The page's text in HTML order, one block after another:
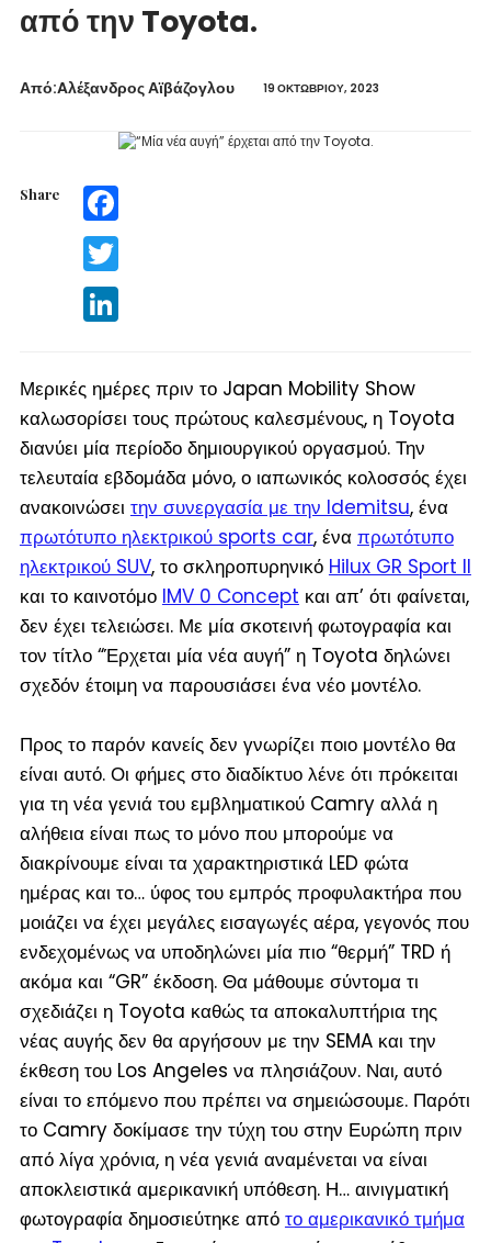
από την Toyota.
Από:Aλέξανδρος Αϊβάζογλου 19 ΟΚΤΩΒΡΊΟΥ, 2023
Share Facebook
Twitter
LinkedIn
Μερικές ημέρες πριν το Japan Mobility Show
καλωσορίσει τους πρώτους καλεσμένους, η Toyota
διανύει μία περίοδο δημιουργικού οργασμού. Την
τελευταία εβδομάδα μόνο, ο ιαπωνικός κολοσσός έχει
ανακοινώσει την συνεργασία με την Idemitsu, ένα
πρωτότυπο ηλεκτρικού sports car, ένα πρωτότυπο
ηλεκτρικού SUV, το σκληροπυρηνικό Hilux GR Sport II
και το καινοτόμο IMV 0 Concept και απ’ ότι φαίνεται,
δεν έχει τελειώσει. Με μία σκοτεινή φωτογραφία και
τον τίτλο “Έρχεται μία νέα αυγή” η Toyota δηλώνει
σχεδόν έτοιμη να παρουσιάσει ένα νέο μοντέλο.
Προς το παρόν κανείς δεν γνωρίζει ποιο μοντέλο θα
είναι αυτό. Οι φήμες στο διαδίκτυο λένε ότι πρόκειται
για τη νέα γενιά του εμβληματικού Camry αλλά η
αλήθεια είναι πως το μόνο που μπορούμε να
διακρίνουμε είναι τα χαρακτηριστικά LED φώτα
ημέρας και το… ύφος του εμπρός προφυλακτήρα που
μοιάζει να έχει μεγάλες εισαγωγές αέρα, γεγονός που
ενδεχομένως να υποδηλώνει μία πιο “θερμή” TRD ή
ακόμα και “GR” έκδοση. Θα μάθουμε σύντομα τι
σχεδιάζει η Toyota καθώς τα αποκαλυπτήρια της
νέας αυγής δεν θα αργήσουν με την SEMA και την
έκθεση του Los Angeles να πλησιάζουν. Ναι, αυτό
είναι το επόμενο που πρέπει να σημειώσουμε. Παρότι
το Camry δοκίμασε την τύχη του στην Ευρώπη πριν
από λίγα χρόνια, η νέα γενιά αναμένεται να είναι
αποκλειστικά αμερικανική υπόθεση. Η… αινιγματική
φωτογραφία δημοσιεύτηκε από το αμερικανικό τμήμα